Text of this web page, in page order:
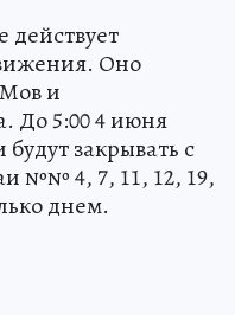
действует
Оно
и
До 5:00 4 июня
закрывать с
№№ 4, 7, 11, 12, 19,
днем.